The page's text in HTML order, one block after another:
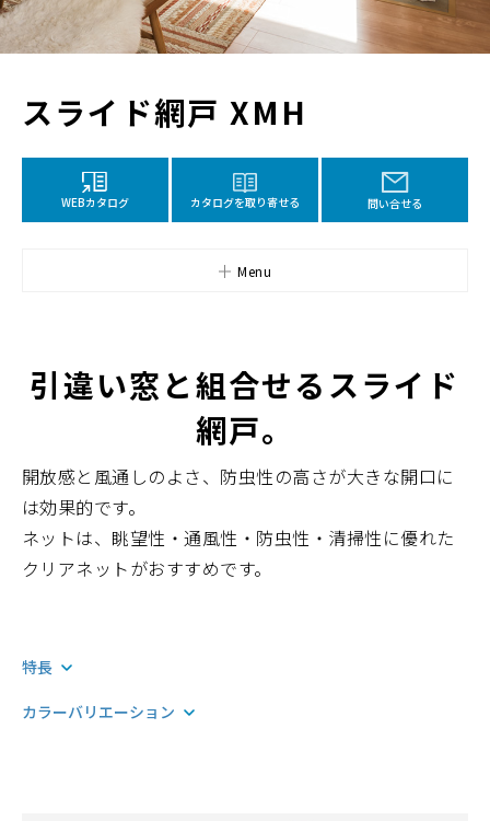
スライド網戸 XMH
WEBカタログ カタログを取り寄せる 問い合せる
Menu
引違い窓と組合せるスライド
網戸。
開放感と風通しのよさ、防虫性の高さが大きな開口に
は効果的です。
ネットは、眺望性・通風性・防虫性・清掃性に優れた
クリアネットがおすすめです。
特長
カラーバリエーション